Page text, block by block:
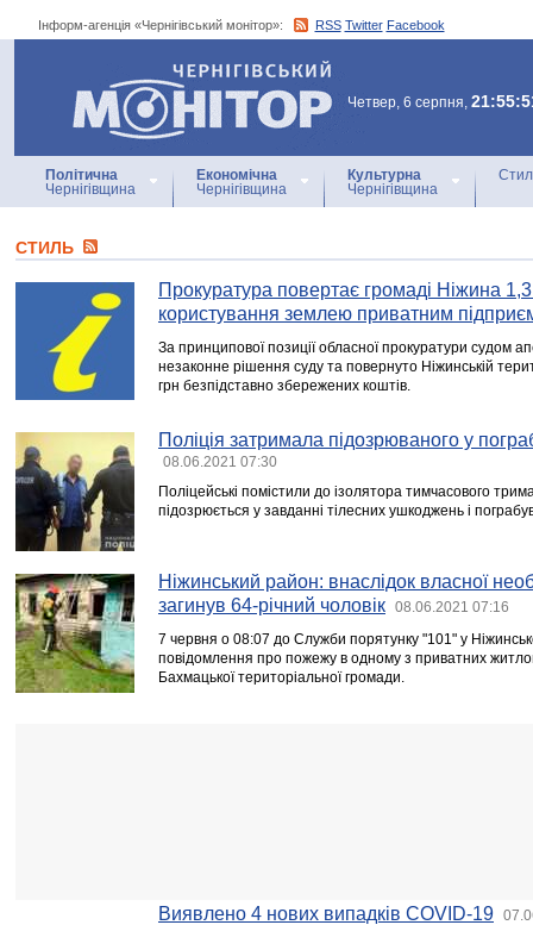
Інформ-агенція «Чернігівський монітор»: RSS Twitter Facebook
Інформ-агенція
«Чернігівський монітор»
Четвер, 6 серпня,
Політична
Чернігівщина
Економічна
Чернігівщина
Культурна
Чернігівщина
СТИЛЬ
Прокуратура повертає громаді Ніжина
користування землею приватним
За принципової позиції обласної прокуратури судом
незаконне рішення суду та повернуто Ніжинській
грн безпідставно збережених коштів.
Поліція затримала підозрюваного у
08.06.2021 07:30
Поліцейські помістили до ізолятора тимчасового
підозрюється у завданні тілесних ушкоджень і
Ніжинський район: внаслідок власної
загинув 64-річний чоловік
08.06.2021 07:16
7 червня о 08:07 до Служби порятунку "101" у
повідомлення про пожежу в одному з приватних
Бахмацької територіальної громади.
Виявлено 4 нових випадків COVID-19